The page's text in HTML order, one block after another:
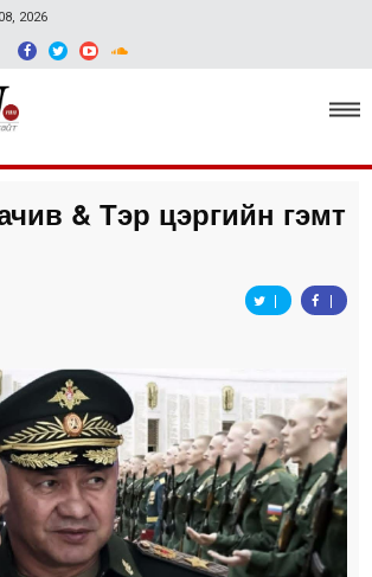
2026
Улс төр, эдийн засаг
Спорт
Easy news
& Тэр цэргийн гэмт